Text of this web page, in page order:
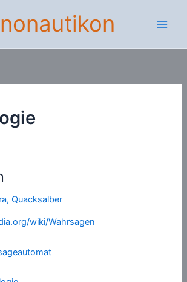
,Quacksalber
wiki/Wahrsagen